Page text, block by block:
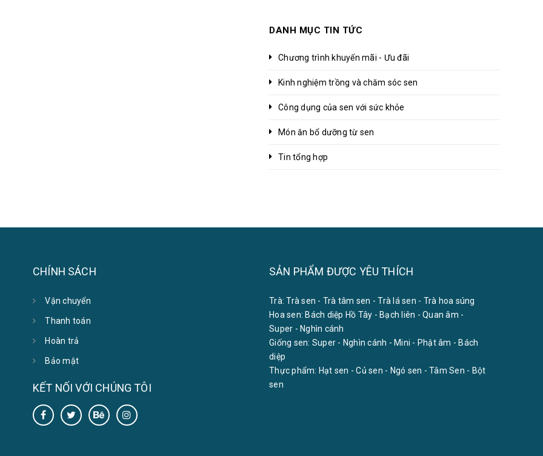
DANH MỤC TIN TỨC
Chương trình khuyến mãi - Ưu đãi
Kinh nghiệm trồng và chăm sóc sen
Công dụng của sen với sức khỏe
Món ăn bổ dưỡng từ sen
Tin tổng hợp
CHÍNH SÁCH
Vận chuyển
Thanh toán
Hoàn trả
Bảo mật
KẾT NỐI VỚI CHÚNG TÔI
SẢN PHẨM ĐƯỢC YÊU THÍCH
Trà: Trà sen - Trà tâm sen - Trà lá sen - Trà hoa súng
Hoa sen: Bách diệp Hồ Tây - Bạch liên - Quan âm -
Super - Nghìn cánh
Giống sen: Super - Nghìn cánh - Mini - Phật âm - Bách
diệp
Thực phẩm: Hạt sen - Củ sen - Ngó sen - Tâm Sen - Bột
sen